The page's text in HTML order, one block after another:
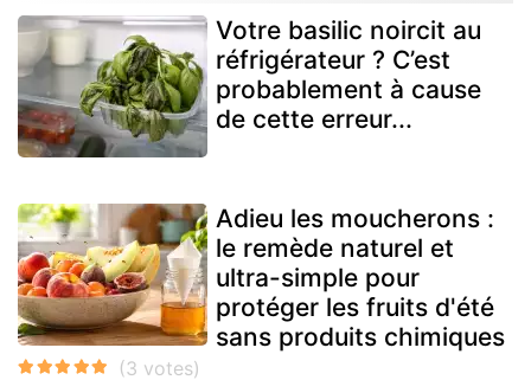
Votre basilic noircit au
réfrigérateur ? C’est
probablement à cause
de cette erreur...
Adieu les moucherons :
le remède naturel et
ultra-simple pour
protéger les fruits d'été
sans produits chimiques